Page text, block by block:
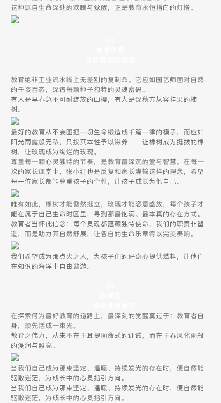
这种源自生命深处的欢腾与觉醒，正是教育永恒指向的灯塔。
教育绝非工业流水线上无差别的复制品。它应如园艺师面对自然
的千姿百态，深谙每颗种子独特的灵魂密码。
有人是早春急不可耐绽放的山樱，有人是深秋方从容挂果的柿
树。
最好的教育从不妄图把一切生命锻造成千篇一律的模子，而应如
阳光雨露般无私，只按其本性予以滋养——让橡树成为挺拔的橡
树，让玫瑰成为绚烂的玫瑰。
尊重每一颗心灵独特的节奏，是教育最深沉的爱与智慧。在每一
次的家长课堂中，张小红也是反复和家长灌输这样的理念，希望
每一位家长都能尊重孩子的个性，让孩子成长为他自己。
唯有如此，橡树才能傲然挺立，玫瑰才能恣意盛放，每个孩子才
能在属于自己生命时区里，寻到那最饱满、最本真的存在方式。
教育者当怀此信念：每个灵魂都蕴藏独特使命，我们的职责非塑
造，而是助力其自然舒展，让各自的生命乐章得以完美奏响。
我们希望成为那点火之人，为孩子们的好奇心提供燃料，让他们
在知识的海洋中自由遨游。
在探索何为最好教育的道路上，最深刻的觉醒莫过于：教育者自
身，须先活成一束光。
教育之伟力，从来不在于耳提面命式的训诫，而在于春风化雨般
的浸润与照亮。
当我们自己成为那束坚定、温暖、持续发光的存在时，便自然能
驱散迷茫，为成长中的心灵指引方向。
当我们自己成为那束坚定、温暖、持续发光的存在时，便自然能
驱散迷茫，为成长中的心灵指引方向。